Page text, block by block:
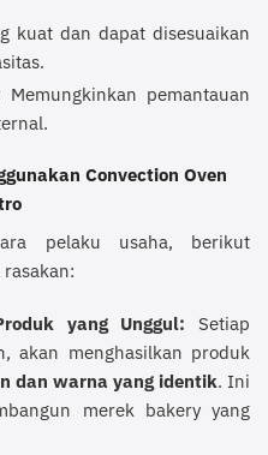
kuat dan dapat disesuaikan
Memungkinkan pemantauan
Convection Oven
pelaku usaha, berikut
yang Unggul: Setiap
akan menghasilkan produk
dan warna yang identik. Ini
merek bakery yang